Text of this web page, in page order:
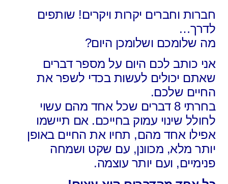
חברות וחברים יקרות ויקרים! שותפים
לדרך…
מה שלומכם ושלומכן היום?
אני כותב לכם היום על מספר דברים
שאתם יכולים לעשות בכדי לשפר את
החיים שלכם.
בחרתי 8 דברים שכל אחד מהם עשוי
לחולל שינוי עמוק בחייכם. אם תיישמו
אפילו אחד מהם, תחיו את החיים באופן
יותר מלא, מכוונן, עם שקט ושמחה
פנימיים, ועם יותר עוצמה.